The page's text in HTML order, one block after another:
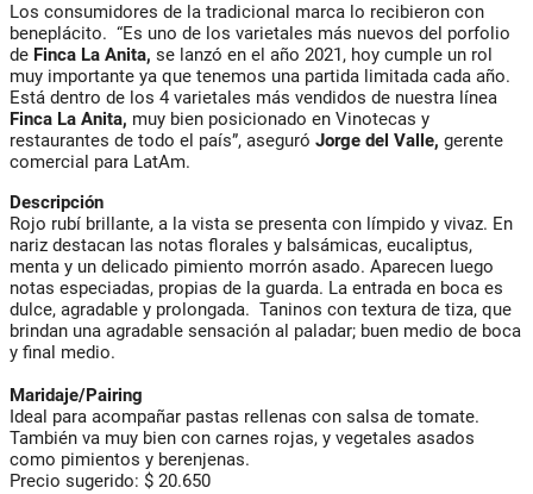
Los consumidores de la tradicional marca lo recibieron con
beneplácito. “Es uno de los varietales más nuevos del porfolio
de Finca La Anita, se lanzó en el año 2021, hoy cumple un rol
muy importante ya que tenemos una partida limitada cada año.
Está dentro de los 4 varietales más vendidos de nuestra línea
Finca La Anita, muy bien posicionado en Vinotecas y
restaurantes de todo el país”, aseguró Jorge del Valle, gerente
comercial para LatAm.
Descripción
Rojo rubí brillante, a la vista se presenta con límpido y vivaz. En
nariz destacan las notas florales y balsámicas, eucaliptus,
menta y un delicado pimiento morrón asado. Aparecen luego
notas especiadas, propias de la guarda. La entrada en boca es
dulce, agradable y prolongada. Taninos con textura de tiza, que
brindan una agradable sensación al paladar; buen medio de boca
y final medio.
Maridaje/Pairing
Ideal para acompañar pastas rellenas con salsa de tomate.
También va muy bien con carnes rojas, y vegetales asados
como pimientos y berenjenas.
Precio sugerido: $ 20.650